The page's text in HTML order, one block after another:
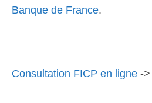
Banque de France.
Consultation FICP en ligne ->